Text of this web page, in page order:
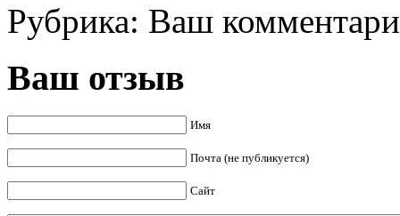
Рубрика: Ваш
Ваш отзыв
Имя
Почта (не публикуется)
Сайт